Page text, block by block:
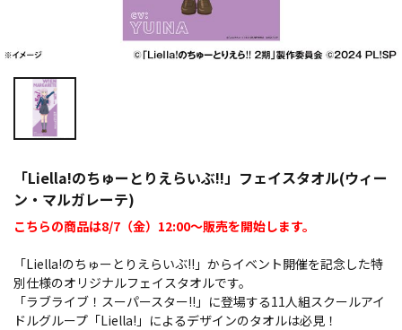
「Liella!のちゅーとりえらいぶ!!」フェイスタオル(ウィー
ン・マルガレーテ)
こちらの商品は8/7（金）12:00～販売を開始します。
「Liella!のちゅーとりえらいぶ!!」からイベント開催を記念した特
別仕様のオリジナルフェイスタオルです。
「ラブライブ！スーパースター!!」に登場する11人組スクールアイ
ドルグループ「Liella!」によるデザインのタオルは必見！